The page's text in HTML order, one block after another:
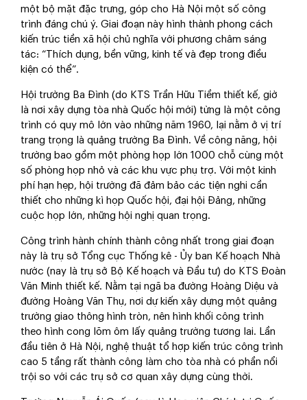
một bộ mặt đặc trưng, góp cho Hà Nội một số công
trình đáng chú ý. Giai đoạn này hình thành phong cách
kiến trúc tiền xã hội chủ nghĩa với phương châm sáng
tác: “Thích dụng, bền vững, kinh tế và đẹp trong điều
kiện có thể”.
Hội trường Ba Đình (do KTS Trần Hữu Tiềm thiết kế, giờ
là nơi xây dựng tòa nhà Quốc hội mới) từng là một công
trình có quy mô lớn vào những năm 1960, lại nằm ở vị trí
trang trọng là quảng trường Ba Đình. Về công năng, hội
trường bao gồm một phòng họp lớn 1000 chỗ cùng một
số phòng họp nhỏ và các khu vực phụ trợ. Với một kinh
phí hạn hẹp, hội trường đã đảm bảo các tiện nghi cần
thiết cho những kì họp Quốc hội, đại hội Đảng, những
cuộc họp lớn, những hội nghị quan trọng.
Công trình hành chính thành công nhất trong giai đoạn
này là trụ sở Tổng cục Thống kê - Ủy ban Kế hoạch Nhà
nước (nay là trụ sở Bộ Kế hoạch và Đầu tư) do KTS Đoàn
Văn Minh thiết kế. Nằm tại ngã ba đường Hoàng Diệu và
đường Hoàng Văn Thụ, nơi dự kiến xây dựng một quảng
trường giao thông hình tròn, nên hình khối công trình
theo hình cong lõm ôm lấy quảng trường tương lai. Lần
đầu tiên ở Hà Nội, nghệ thuật tổ hợp kiến trúc công trình
cao 5 tầng rất thành công làm cho tòa nhà có phần nổi
trội so với các trụ sở cơ quan xây dựng cùng thời.